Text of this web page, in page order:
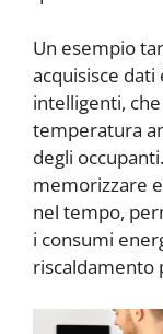
Un esempio
acquisisce
intelligenti,
temperatura
degli
memorizzare
nel tempo,
i consumi
riscaldamento